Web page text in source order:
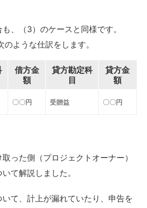
、（3）のケースと同様です。
のような仕訳をします。
借方金
額
貸方勘定科
目
貸方金
額
〇〇円 受贈益 〇〇円
った側（プロジェクトオーナー）
て解説しました。
て、計上が漏れていたり、申告を